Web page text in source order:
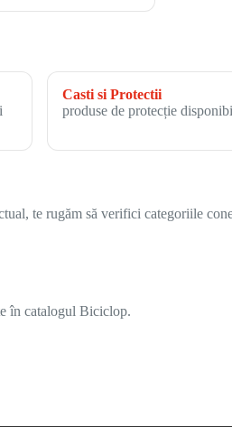
Casti si Protectii
produse de protecție
te rugăm să verifici categoriile
în catalogul Biciclop.